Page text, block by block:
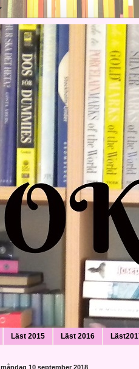
Läst 2015 Läst 2016
måndag 10 september 2018